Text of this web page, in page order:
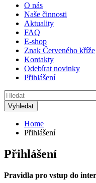
O nás
Naše činnosti
Aktuality
FAQ
E-shop
Znak Červeného kříže
Kontakty
Odebírat novinky
Přihlášení
Home
Přihlášení
Přihlášení
Pravidla pro vstup do